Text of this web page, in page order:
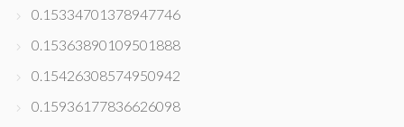
0.15334701378947746
0.15363890109501888
0.15426308574950942
0.15936177836626098